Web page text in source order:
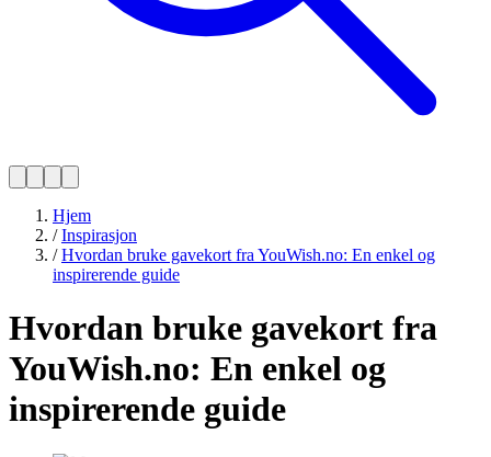
Hjem
/Inspirasjon
/Hvordan bruke gavekort fra YouWish.no: En enkel og
inspirerende guide
Hvordan bruke gavekort fra
YouWish.no: En enkel og
inspirerende guide